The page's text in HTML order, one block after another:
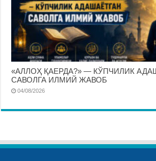
«АЛЛОҲ ҚАЕРДА?» — КЎПЧИЛИК
САВОЛГА ИЛМИЙ ЖАВОБ
04/08/2026